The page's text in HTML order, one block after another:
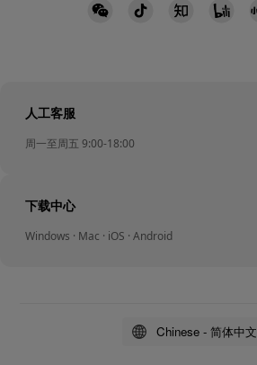
人工客服
周一至周五 9:00-18:00
下载中心
Windows · Mac · iOS · Android
Chinese - 简体中文